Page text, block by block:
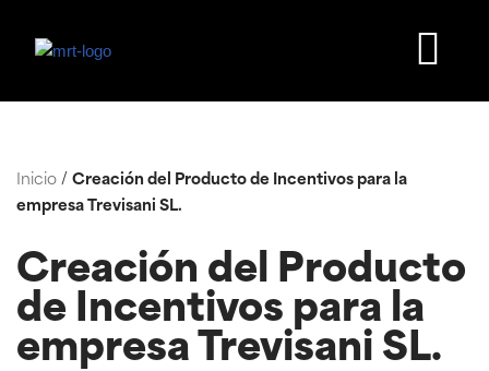
Saltar
Inicio / Creación del Producto de Incentivos para la
empresa Trevisani SL.
Creación del Producto
de Incentivos para la
empresa Trevisani SL.